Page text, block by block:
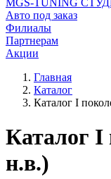
MGS-TUNING
Авто под заказ
Филиалы
Партнерам
Акции
Главная
Каталог
Каталог I
Каталог I
н.в.)